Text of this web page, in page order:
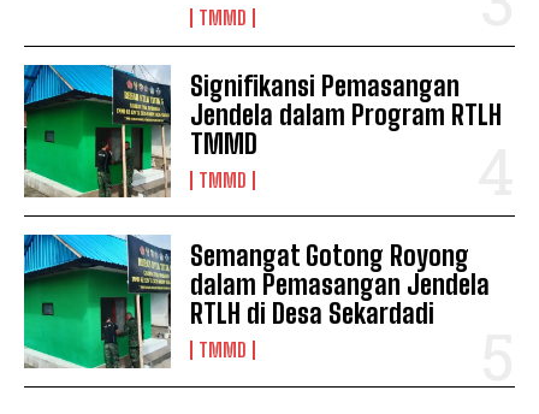
TMMD
Signifikansi Pemasangan
Jendela dalam Program RTLH
TMMD
TMMD
Semangat Gotong Royong
dalam Pemasangan Jendela
RTLH di Desa Sekardadi
TMMD